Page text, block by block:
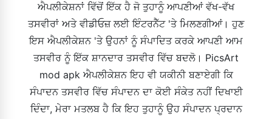
ਐਪਲੀਕੇਸ਼ਨਾਂ ਵਿੱਚੋਂ ਇੱਕ ਹੈ ਜੋ ਤੁਹਾਨੂੰ ਆਪਣੀਆਂ ਵੱਖ-ਵੱਖ
ਤਸਵੀਰਾਂ ਅਤੇ ਵੀਡੀਓਜ਼ ਲਈ ਇੰਟਰਨੈੱਟ 'ਤੇ ਮਿਲਣਗੀਆਂ। ਹੁਣ
ਇਸ ਐਪਲੀਕੇਸ਼ਨ 'ਤੇ ਉਹਨਾਂ ਨੂੰ ਸੰਪਾਦਿਤ ਕਰਕੇ ਆਪਣੀ ਆਮ
ਤਸਵੀਰ ਨੂੰ ਇੱਕ ਸ਼ਾਨਦਾਰ ਤਸਵੀਰ ਵਿੱਚ ਬਦਲੋ। PicsArt
mod apk ਐਪਲੀਕੇਸ਼ਨ ਇਹ ਵੀ ਯਕੀਨੀ ਬਣਾਏਗੀ ਕਿ
ਸੰਪਾਦਨ ਤਸਵੀਰ ਵਿੱਚ ਸੰਪਾਦਨ ਦਾ ਕੋਈ ਸੰਕੇਤ ਨਹੀਂ ਦਿਖਾਈ
ਦਿੰਦਾ, ਮੇਰਾ ਮਤਲਬ ਹੈ ਕਿ ਇਹ ਤੁਹਾਨੂੰ ਉਹ ਸੰਪਾਦਨ ਪ੍ਰਦਾਨ